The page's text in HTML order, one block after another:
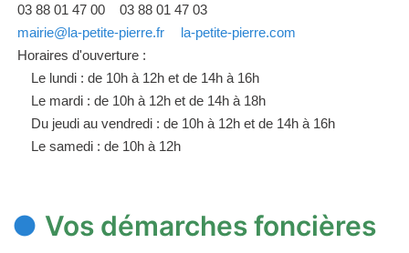
03 88 01 47 00
03 88 01 47 03
mairie@la-petite-pierre.fr
la-petite-pierre.com
Horaires d'ouverture :
Le lundi : de 10h à 12h et de 14h à 16h
Le mardi : de 10h à 12h et de 14h à 18h
Du jeudi au vendredi : de 10h à 12h et de 14h à 16h
Le samedi : de 10h à 12h
Vos démarches foncières